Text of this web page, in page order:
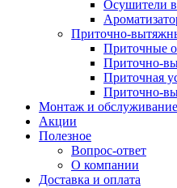
Осушители
Приточно-
Приточные
Приточно-
Приточная
Приточно-
Монтаж и обслуживание
Акции
Полезное
Вопрос-ответ
О компании
Доставка и оплата